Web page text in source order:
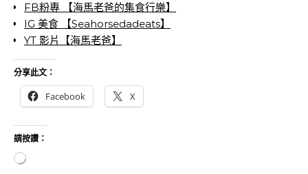
FB粉專 【海馬老爸的集食行樂】
IG 美食 【Seahorsedadeats】
YT 影片【海馬老爸】
分享此文：
Facebook X
請按讚：
正在載入...